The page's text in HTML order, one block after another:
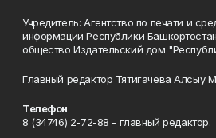
Учредитель: Агентство по печати и
информации Республики
общество Издательский дом
Главный редактор Тятигачева Алсыу
Телефон
8 (34746) 2-72-88 - главный редактор.